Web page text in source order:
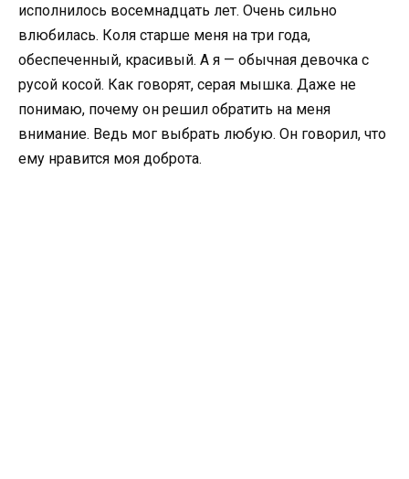
исполнилось восемнадцать лет. Очень сильно
влюбилась. Коля старше меня на три года,
обеспеченный, красивый. А я — обычная девочка с
русой косой. Как говорят, серая мышка. Даже не
понимаю, почему он решил обратить на меня
внимание. Ведь мог выбрать любую. Он говорил, что
ему нравится моя доброта.